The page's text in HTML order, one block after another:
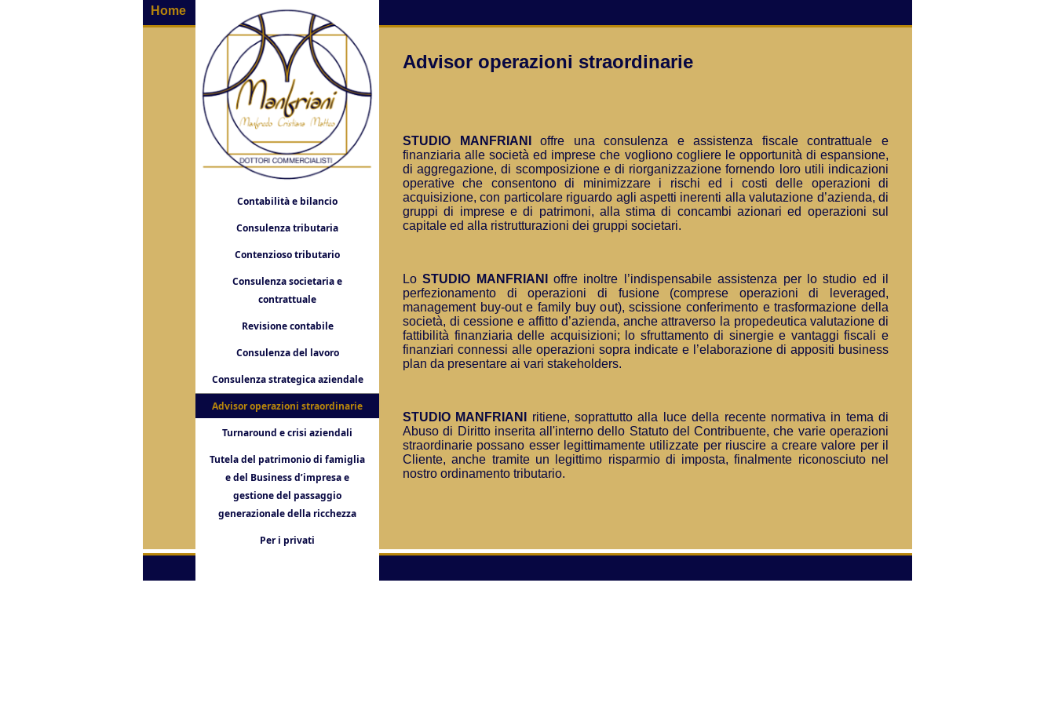
Home
Contabilità e bilancio
Consulenza tributaria
Contenzioso tributario
Consulenza societaria e
contrattuale
Revisione contabile
Consulenza del lavoro
Consulenza strategica aziendale
Advisor operazioni straordinarie
Turnaround e crisi aziendali
Tutela del patrimonio di famiglia
e del Business d’impresa e
gestione del passaggio
generazionale della ricchezza
Per i privati
Advisor operazioni straordinarie
STUDIO MANFRIANI
offre una consulenza e assistenza fiscale contrattuale e
finanziaria alle società ed imprese che vogliono cogliere le opportunità di espansione,
di aggregazione, di scomposizione e di riorganizzazione fornendo loro utili indicazioni
operative che consentono di minimizzare i rischi ed i costi delle operazioni di
acquisizione, con particolare riguardo agli aspetti inerenti alla valutazione d’azienda, di
gruppi di imprese e di patrimoni, alla stima di concambi azionari ed operazioni sul
capitale ed alla ristrutturazioni dei gruppi societari.
LoSTUDIO MANFRIANI
offre inoltre l’indispensabile assistenza per lo studio ed il
perfezionamento di operazioni di fusione (comprese operazioni di leveraged,
management buy-out e family buy out), scissione conferimento e trasformazione della
società, di cessione e affitto d’azienda, anche attraverso la propedeutica valutazione di
fattibilità finanziaria delle acquisizioni; lo sfruttamento di sinergie e vantaggi fiscali e
finanziari connessi alle operazioni sopra indicate e l’elaborazione di appositi business
plan da presentare ai vari stakeholders.
STUDIO MANFRIANI
ritiene, soprattutto alla luce della recente normativa in tema di
Abuso di Diritto inserita all'interno dello Statuto del Contribuente, che varie operazioni
straordinarie possano esser legittimamente utilizzate per riuscire a creare valore per il
Cliente, anche tramite un legittimo risparmio di imposta, finalmente riconosciuto nel
nostro ordinamento tributario.